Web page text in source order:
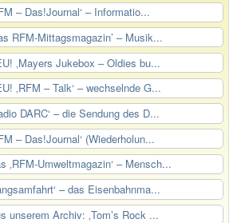
– Das!Journal‘ – Informatio...
RFM-Mittagsmagazin’ – Musik...
‚Mayers Jukebox – Oldies bu...
‚RFM – Talk‘ – wechselnde G...
DARC‘ – die Sendung des D...
– Das!Journal‘ (Wiederholun...
‚RFM-Umweltmagazin‘ – Mensch...
– das Eisenbahnma...
unserem Archiv: ‚Tom’s Rock ...